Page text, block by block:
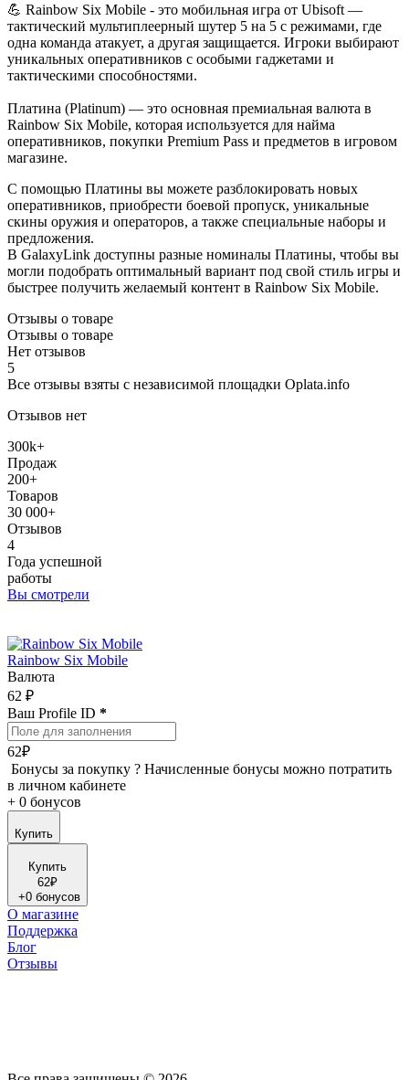
💪 Rainbow Six Mobile - это мобильная игра от Ubisoft —
тактический мультиплеерный шутер 5 на 5 с режимами, где
одна команда атакует, а другая защищается. Игроки выбирают
уникальных оперативников с особыми гаджетами и
тактическими способностями.
Платина (Platinum) — это основная премиальная валюта в
Rainbow Six Mobile, которая используется для найма
оперативников, покупки Premium Pass и предметов в игровом
магазине.
С помощью Платины вы можете разблокировать новых
оперативников, приобрести боевой пропуск, уникальные
скины оружия и операторов, а также специальные наборы и
предложения.
В GalaxyLink доступны разные номиналы Платины, чтобы вы
могли подобрать оптимальный вариант под свой стиль игры и
быстрее получить желаемый контент в Rainbow Six Mobile.
Отзывы о товаре
Отзывы о товаре
Нет отзывов
5
Все отзывы взяты с независимой площадки Oplata.info
Отзывов нет
300k+
Продаж
200+
Товаров
30 000+
Отзывов
4
Года успешной
работы
Вы смотрели
Rainbow Six Mobile
Валюта
62 ₽
Ваш Profile ID *
62₽
Бонусы за покупку ? Начисленные бонусы можно потратить
в личном кабинете
+ 0 бонусов
Купить
Купить
62₽
+0 бонусов
О магазине
Поддержка
Блог
Отзывы